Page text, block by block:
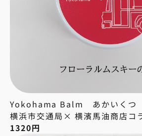
Yokohama Balm あかいくつ
横浜市交通局× 横濱馬油商店コ
1320円